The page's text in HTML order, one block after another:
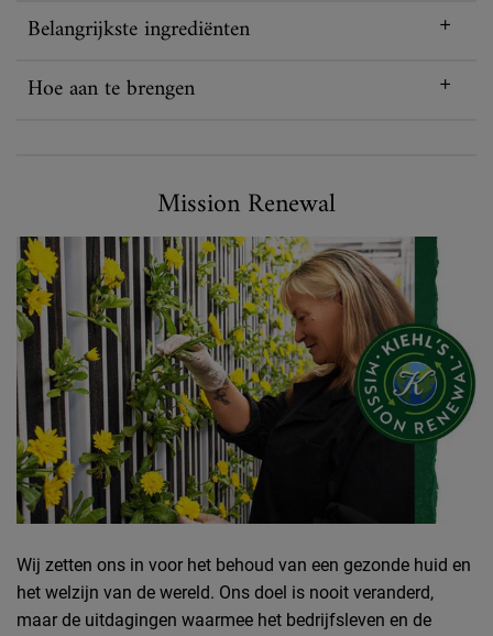
Belangrijkste ingrediënten
Hoe aan te brengen
Mission Renewal
Wij zetten ons in voor het behoud van een gezonde huid en
het welzijn van de wereld. Ons doel is nooit veranderd,
maar de uitdagingen waarmee het bedrijfsleven en de